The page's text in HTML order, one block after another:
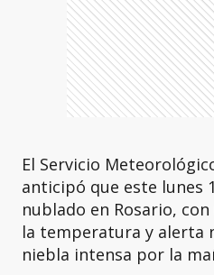
El Servicio
anticipó que este lunes
nublado en Rosario,
la temperatura y alerta
niebla intensa por la